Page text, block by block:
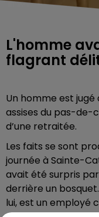
L'homme
flagrant
Un homme est
assises du pas-de-
d’une retraitée.
Les faits se sont
journée à Sainte-
avait été surpris
derrière un
lui, est un employé